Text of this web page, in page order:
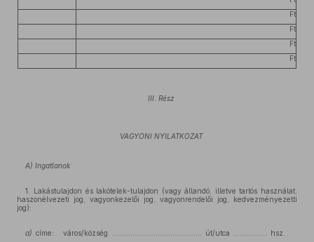
Ft
Ft
Ft
Ft
III. Rész
VAGYONI NYILATKOZAT
A) Ingatlanok
1. Lakástulajdon és lakótelek-tulajdon (vagy állandó, illetve tartós használat,
haszonélvezeti jog, vagyonkezelői jog, vagyonrendelői jog, kedvezményezetti
jog):
a) címe: város/község ........................................... út/utca ................ hsz.